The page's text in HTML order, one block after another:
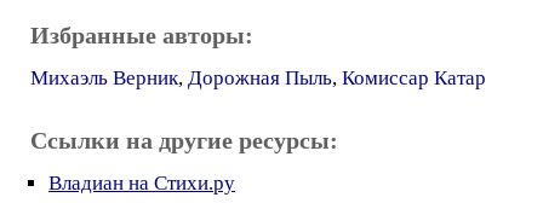
Избранные авторы:
Михаэль Верник, Дорожная Пыль, Комиссар Катар
Ссылки на другие ресурсы:
Владиан на Стихи.ру